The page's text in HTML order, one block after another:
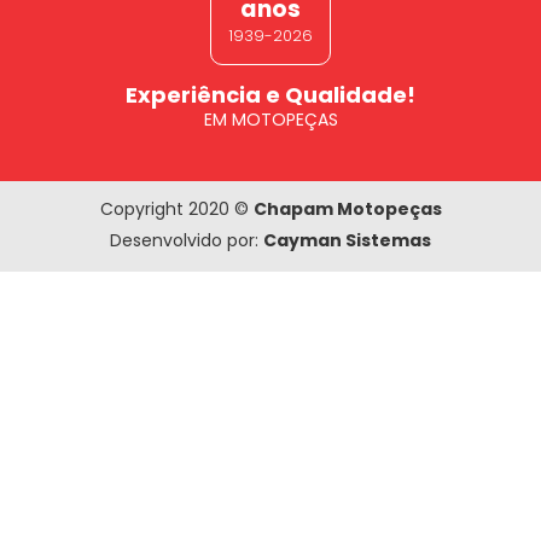
anos
1939-2026
Experiência e Qualidade!
EM MOTOPEÇAS
Copyright 2020 © Chapam Motopeças
Desenvolvido por: Cayman Sistemas